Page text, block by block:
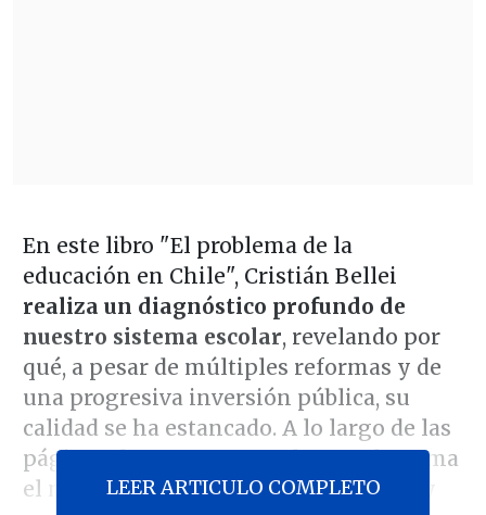
En este libro "El problema de la
educación en Chile", Cristián Bellei
realiza un diagnóstico profundo de
nuestro sistema escolar, revelando por
qué, a pesar de múltiples reformas y de
una progresiva inversión pública, su
calidad se ha estancado. A lo largo de las
páginas de este ensayo, el autor desarma
el mito de que "no se ha hecho nada" y
LEER ARTICULO COMPLETO